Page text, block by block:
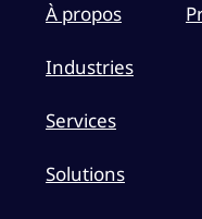
À propos
Industries
Services
Solutions